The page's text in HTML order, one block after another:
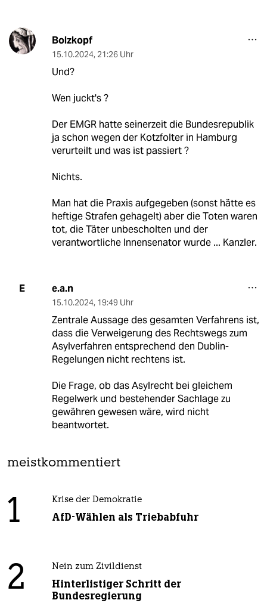
Bolzkopf
15.10.2024, 21:26 Uhr
Und?
Wen juckt's ?
Der EMGR hatte seinerzeit die Bundesrepublik
ja schon wegen der Kotzfolter in Hamburg
verurteilt und was ist passiert ?
Nichts.
Man hat die Praxis aufgegeben (sonst hätte es
heftige Strafen gehagelt) aber die Toten waren
tot, die Täter unbescholten und der
verantwortliche Innensenator wurde ... Kanzler.
E e.a.n
15.10.2024, 19:49 Uhr
Zentrale Aussage des gesamten Verfahrens ist,
dass die Verweigerung des Rechtswegs zum
Asylverfahren entsprechend den Dublin-
Regelungen nicht rechtens ist.
Die Frage, ob das Asylrecht bei gleichem
Regelwerk und bestehender Sachlage zu
gewähren gewesen wäre, wird nicht
beantwortet.
meistkommentiert
1 Krise der Demokratie
AfD-Wählen als Triebabfuhr
2 Nein zum Zivildienst
Hinterlistiger Schritt der
Bundesregierung